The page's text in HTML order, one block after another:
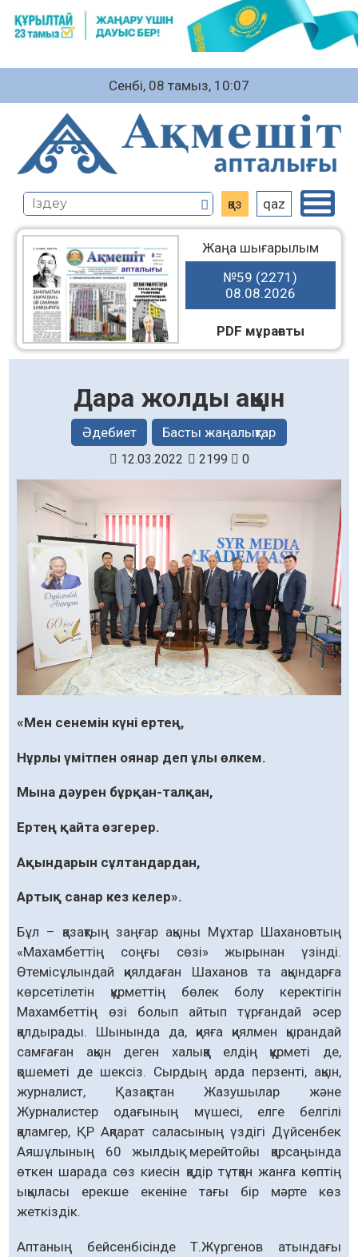
Сенбі, 08 тамыз, 10:07
қаз qaz
Жаңа шығарылым
№59 (2271)
08.08.2026
PDF мұрағаты
Дара жолды ақын
Әдебиет Басты жаңалықтар
12.03.2022 2199 0
«Мен сенемін күні ертең,
Нұрлы үмітпен оянар деп ұлы өлкем.
Мына дәурен бұрқан-талқан,
Ертең қайта өзгерер.
Ақындарын сұлтандардан,
Артық санар кез келер».
Бұл – қазақтың заңғар ақыны Мұхтар Шахановтың
«Махамбеттің соңғы сөзі» жырынан үзінді.
Өтемісұлындай қиялдаған Шаханов та ақындарға
көрсетілетін құрметтің бөлек болу керектігін
Махамбеттің өзі болып айтып тұрғандай әсер
қалдырады. Шынында да, қияға қиялмен қырандай
самғаған ақын деген халыққа елдің құрметі де,
қошеметі де шексіз. Сырдың арда перзенті, ақын,
журналист, Қазақстан Жазушылар және
Журналистер одағының мүшесі, елге белгілі
қаламгер, ҚР Ақпарат саласының үздігі Дүйсенбек
Аяшұлының 60 жылдық мерейтойы қарсаңында
өткен шарада сөз киесін қадір тұтқан жанға көптің
ықыласы ерекше екеніне тағы бір мәрте көз
жеткіздік.
Аптаның бейсенбісінде Т.Жүргенов атындағы